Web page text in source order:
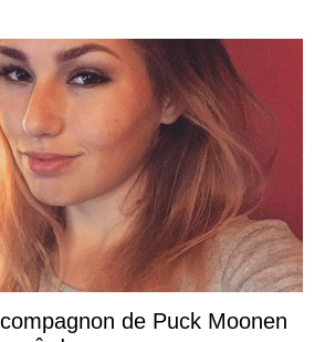
de Puck Moonen